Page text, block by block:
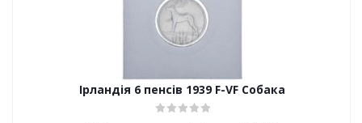
Ірландія 6 пенсів 1939 F-VF Собака